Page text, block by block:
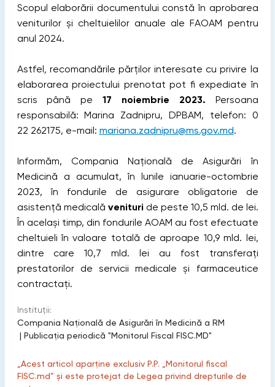
Scopul elaborării documentului constă în aprobarea
veniturilor și cheltuielilor anuale ale FAOAM pentru
anul 2024.
Astfel, recomandările părților interesate cu privire la
elaborarea proiectului prenotat pot fi expediate în
scris până pe 17 noiembrie 2023. Persoana
responsabilă: Marina Zadnipru, DPBAM, telefon: 0
22 262175, e-mail: mariana.zadnipru@ms.gov.md.
Informăm, Compania Naţională de Asigurări în
Medicină a acumulat, în lunile ianuarie-octombrie
2023, în fondurile de asigurare obligatorie de
asistenţă medicală venituri de peste 10,5 mld. de lei.
În acelaşi timp, din fondurile AOAM au fost efectuate
cheltuieli în valoare totală de aproape 10,9 mld. lei,
dintre care 10,7 mld. lei au fost transferaţi
prestatorilor de servicii medicale şi farmaceutice
contractaţi.
Instituții:
Compania Naţională de Asigurări în Medicină a RM
| Publicaţia periodică "Monitorul Fiscal FISC.MD"
„Acest articol aparține exclusiv P.P. „Monitorul fiscal
FISC.md” și este protejat de Legea privind drepturile de